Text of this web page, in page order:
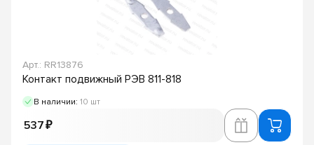
Арт.: RR13876
Контакт подвижный РЭВ 811-818
В наличии: 10 шт
537 ₽